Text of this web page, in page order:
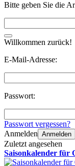
Bitte geben Sie die
Willkommen zurück!
E-Mail-Adresse:
Passwort:
Passwort vergessen?
Anmelden Anmelden
Zuletzt angesehen
Saisonkalender für